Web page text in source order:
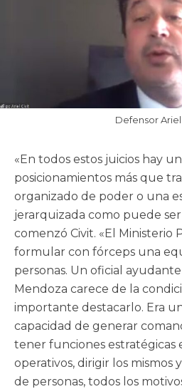
Defensor
«En todos estos juicios hay
posicionamientos más que
organizado de poder o una
jerarquizada como puede
comenzó Civit. «El Ministerio
formular con fórceps una
personas. Un oficial
Mendoza carece de la
importante destacarlo. Era
capacidad de generar
tener funciones estratégicas
operativos, dirigir los mismos
de personas, todos los